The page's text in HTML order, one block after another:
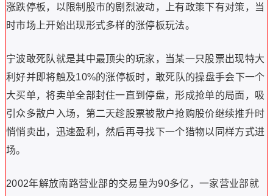
涨跌停板，以限制股市的剧烈波动，上有政策下有对策，当
时市场上开始出现形式多样的涨停板玩法。
宁波敢死队就是其中最顶尖的玩家，当某一只股票出现特大
利好并即将触及10%的涨停板时，敢死队的操盘手会下一个
大买单，将卖单全部封住一直到停盘，形成抢单的局面，吸
引众多散户入场，第二天趁股票被散户抢购股价继续推升时
悄悄卖出，迅速盈利，然后再寻找下一个猎物以同样方式进
场。
2002年解放南路营业部的交易量为90多亿，一家营业部就